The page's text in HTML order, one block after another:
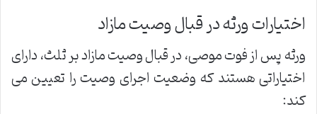
اختیارات ورثه در قبال وصیت مازاد
ورثه پس از فوت موصی، در قبال وصیت مازاد بر ثلث، دارای
اختیاراتی هستند که وضعیت اجرای وصیت را تعیین می
کند: